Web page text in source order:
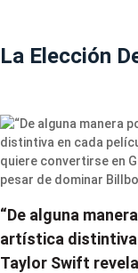
La Elección
“De alguna
artística distintiva
Taylor Swift